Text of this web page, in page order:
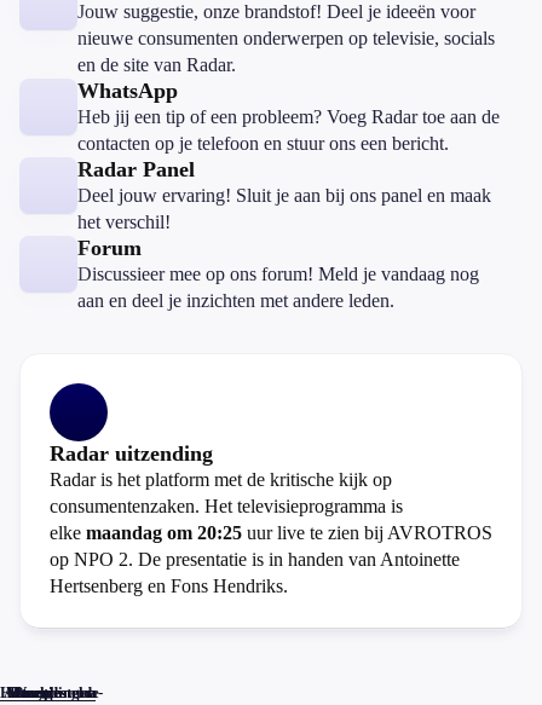
Jouw suggestie, onze brandstof! Deel je ideeën voor
nieuwe consumenten onderwerpen op televisie, socials
en de site van Radar.
WhatsApp
Heb jij een tip of een probleem? Voeg Radar toe aan de
contacten op je telefoon en stuur ons een bericht.
Radar Panel
Deel jouw ervaring! Sluit je aan bij ons panel en maak
het verschil!
Forum
Discussieer mee op ons forum! Meld je vandaag nog
aan en deel je inzichten met andere leden.
Radar uitzending
Radar is het platform met de kritische kijk op
consumentenzaken. Het televisieprogramma is
elke maandag om 20:25 uur live te zien bij AVROTROS
op NPO 2. De presentatie is in handen van Antoinette
Hertsenberg en Fons Hendriks.
Home
Actueel
Uitzendingen
Reacties
Programma-
Veelgestelde